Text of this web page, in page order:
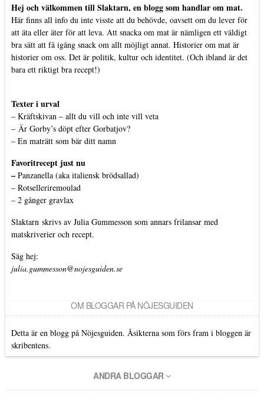
Hej och välkommen till Slaktarn, en blogg som handlar om mat.
Här finns all info du inte visste att du behövde, oavsett om du lever för
att äta eller äter för att leva. Att snacka om mat är nämligen ett väldigt
bra sätt att få igång snack om allt möjligt annat. Historier om mat är
historier om oss. Det är politik, kultur och identitet. (Och ibland är det
bara ett riktigt bra recept!)
Texter i urval
– Kräftskivan – allt du vill och inte vill veta
– Är Gorby’s döpt efter Gorbatjov?
– En maträtt som bär ditt namn
Favoritrecept just nu
– Panzanella (aka italiensk brödsallad)
– Rotselleriremoulad
– 2 gånger gravlax
Slaktarn skrivs av Julia Gummesson som annars frilansar med
matskriverier och recept.
Säg hej:
julia.gummesson@nojesguiden.se
OM BLOGGAR PÅ NÖJESGUIDEN
Detta är en blogg på Nöjesguiden. Åsikterna som förs fram i bloggen är
skribentens.
ANDRA BLOGGAR